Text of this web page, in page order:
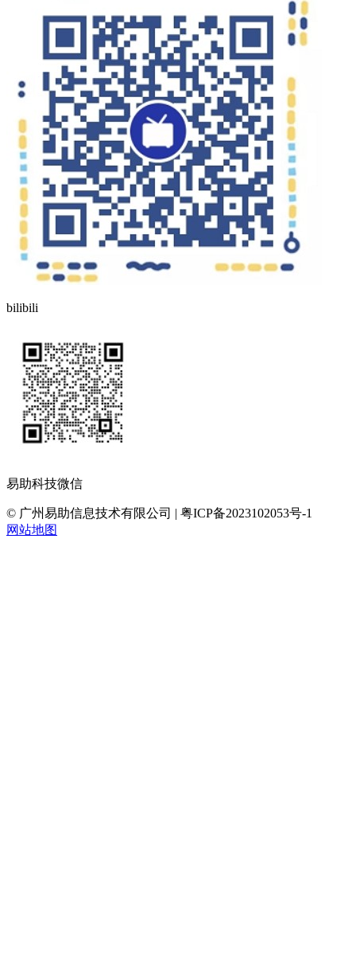
bilibili
易助科技微信
© 广州易助信息技术有限公司 | 粤ICP备2023102053号-1
网站地图